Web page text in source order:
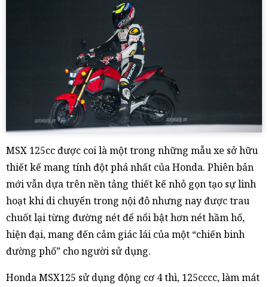
MSX 125cc được coi là một trong những mẫu xe sở hữu
thiết kế mang tính đột phá nhất của Honda. Phiên bản
mới vẫn dựa trên nền tảng thiết kế nhỏ gọn tạo sự linh
hoạt khi di chuyển trong nội đô nhưng nay được trau
chuốt lại từng đường nét để nổi bật hơn nét hầm hố,
hiện đại, mang đến cảm giác lái của một “chiến binh
đường phố” cho người sử dụng.
Honda MSX125 sử dụng động cơ 4 thì, 125cccc, làm mát